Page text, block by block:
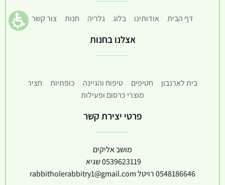
דף הבית אודותינו בלוג גלריה חנות צור קשר
אצלנו בחנות
בית לארנבון חטיפים טיפוח והגיינה כופתיות
חציר
מוצרי כרסום ופעילות
פרטי יצירת קשר
מושב אליקים
0539623119שגיא
0548186646רויטלrabbitholerabbitry1@gmail.com